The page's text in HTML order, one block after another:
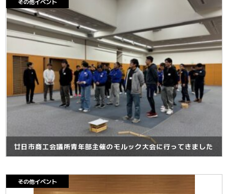
廿日市商工会議所青年部主催のモルック大会に行ってきました
その他イベント